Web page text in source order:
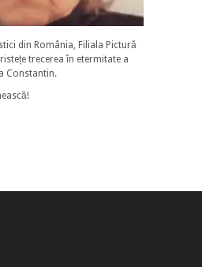
din România, Filiala Pictură
trecerea în etermitate a
Constantin.